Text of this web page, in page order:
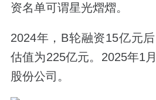
资名单可谓星光熠熠。
2024年，B轮融资15亿元后
估值为225亿元。2025年1
股份公司。